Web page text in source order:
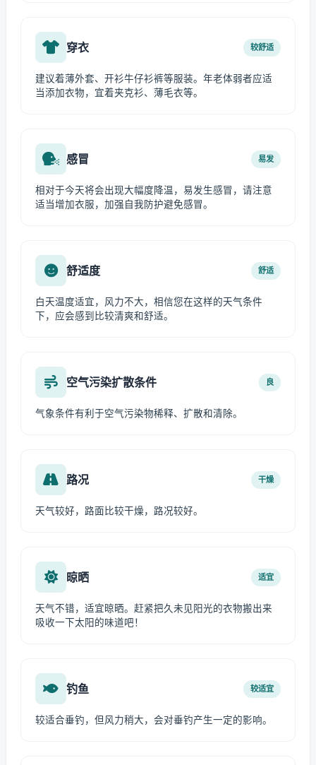
穿衣 较舒适
建议着薄外套、开衫牛仔衫裤等服装。年老体弱者应适
当添加衣物，宜着夹克衫、薄毛衣等。
感冒 易发
相对于今天将会出现大幅度降温，易发生感冒，请注意
适当增加衣服，加强自我防护避免感冒。
舒适度 舒适
白天温度适宜，风力不大，相信您在这样的天气条件
下，应会感到比较清爽和舒适。
空气污染扩散条件 良
气象条件有利于空气污染物稀释、扩散和清除。
路况 干燥
天气较好，路面比较干燥，路况较好。
晾晒 适宜
天气不错，适宜晾晒。赶紧把久未见阳光的衣物搬出来
吸收一下太阳的味道吧！
钓鱼 较适宜
较适合垂钓，但风力稍大，会对垂钓产生一定的影响。